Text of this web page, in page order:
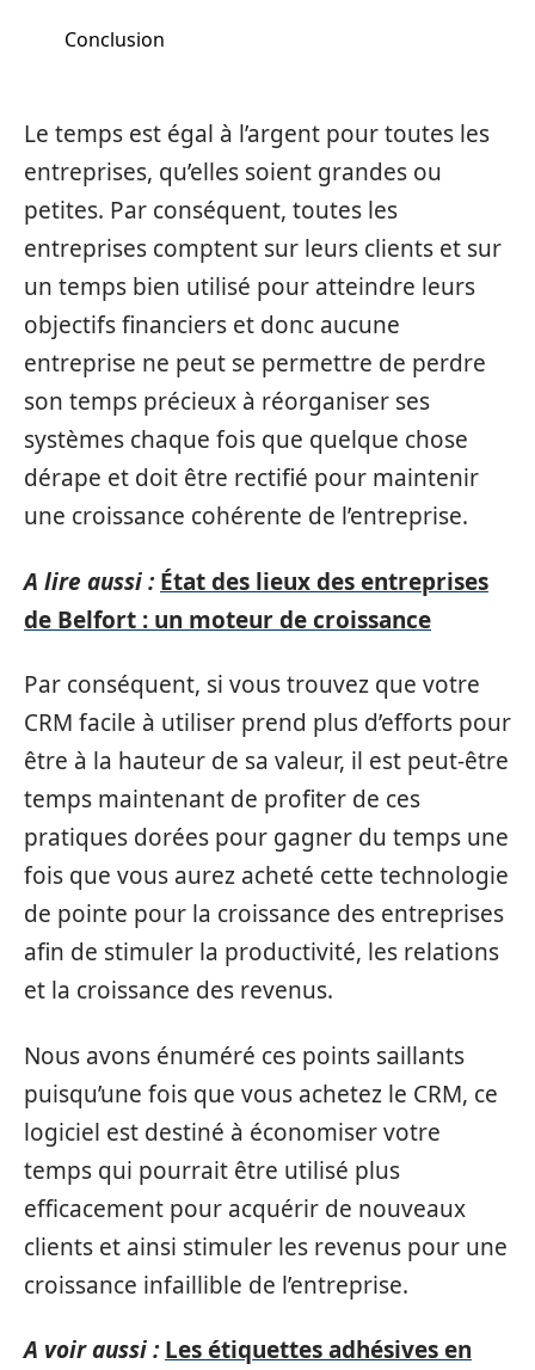
Conclusion
Le temps est égal à l’argent pour toutes les
entreprises, qu’elles soient grandes ou
petites. Par conséquent, toutes les
entreprises comptent sur leurs clients et sur
un temps bien utilisé pour atteindre leurs
objectifs financiers et donc aucune
entreprise ne peut se permettre de perdre
son temps précieux à réorganiser ses
systèmes chaque fois que quelque chose
dérape et doit être rectifié pour maintenir
une croissance cohérente de l’entreprise.
A lire aussi : État des lieux des entreprises
de Belfort : un moteur de croissance
Par conséquent, si vous trouvez que votre
CRM facile à utiliser prend plus d’efforts pour
être à la hauteur de sa valeur, il est peut-être
temps maintenant de profiter de ces
pratiques dorées pour gagner du temps une
fois que vous aurez acheté cette technologie
de pointe pour la croissance des entreprises
afin de stimuler la productivité, les relations
et la croissance des revenus.
Nous avons énuméré ces points saillants
puisqu’une fois que vous achetez le CRM, ce
logiciel est destiné à économiser votre
temps qui pourrait être utilisé plus
efficacement pour acquérir de nouveaux
clients et ainsi stimuler les revenus pour une
croissance infaillible de l’entreprise.
A voir aussi : Les étiquettes adhésives en